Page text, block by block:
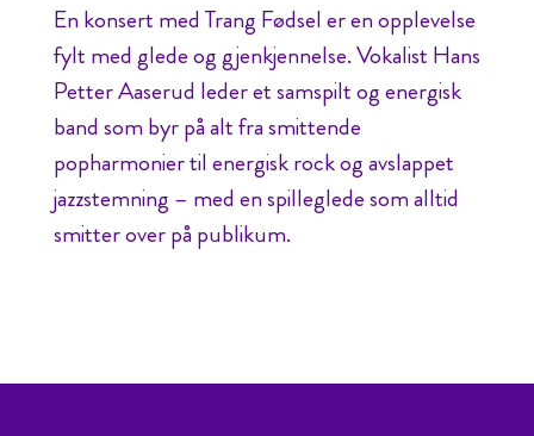
En konsert med Trang Fødsel er en opplevelse
fylt med glede og gjenkjennelse. Vokalist Hans
Petter Aaserud leder et samspilt og energisk
band som byr på alt fra smittende
popharmonier til energisk rock og avslappet
jazzstemning – med en spilleglede som alltid
smitter over på publikum.